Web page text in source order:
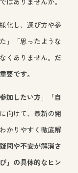
化し、選び方や参
」「思ったような
くありません。 だ
要です。
加したい方」「自
に向けて、最新の開
かりやすく徹底解
問や不安が解消さ
」の具体的なヒン